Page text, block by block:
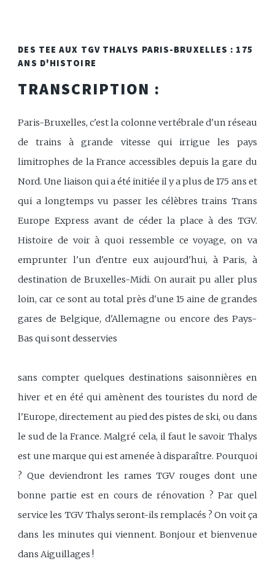
DES TEE AUX TGV THALYS PARIS-BRUXELLES : 175
ANS D'HISTOIRE
TRANSCRIPTION :
Paris-Bruxelles, c'est la colonne vertébrale d'un réseau
de trains à grande vitesse qui irrigue les pays
limitrophes de la France accessibles depuis la gare du
Nord. Une liaison qui a été initiée il y a plus de 175 ans et
qui a longtemps vu passer les célèbres trains Trans
Europe Express avant de céder la place à des TGV.
Histoire de voir à quoi ressemble ce voyage, on va
emprunter l'un d'entre eux aujourd'hui, à Paris, à
destination de Bruxelles-Midi. On aurait pu aller plus
loin, car ce sont au total près d'une 15 aine de grandes
gares de Belgique, d'Allemagne ou encore des Pays-
Bas qui sont desservies
sans compter quelques destinations saisonnières en
hiver et en été qui amènent des touristes du nord de
l'Europe, directement au pied des pistes de ski, ou dans
le sud de la France. Malgré cela, il faut le savoir Thalys
est une marque qui est amenée à disparaître. Pourquoi
? Que deviendront les rames TGV rouges dont une
bonne partie est en cours de rénovation ? Par quel
service les TGV Thalys seront-ils remplacés ? On voit ça
dans les minutes qui viennent. Bonjour et bienvenue
dans Aiguillages !